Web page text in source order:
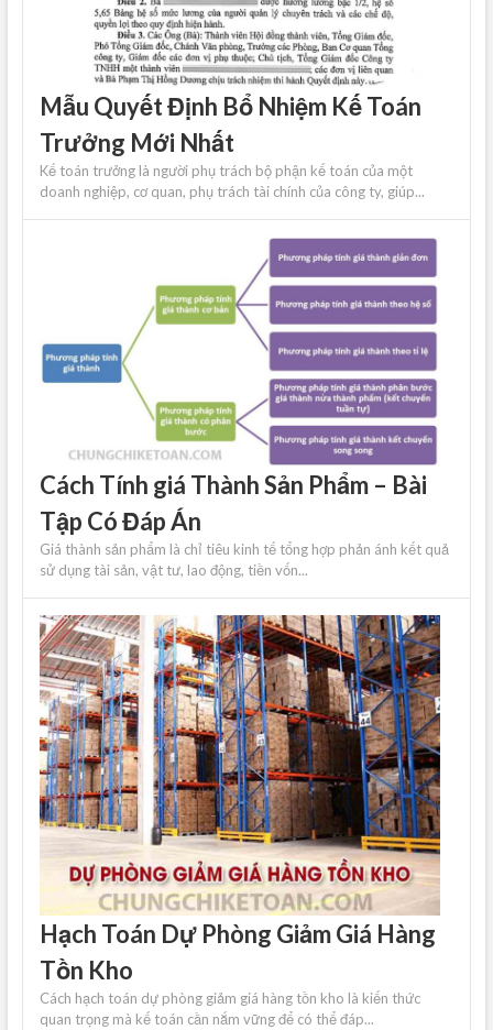
Mẫu Quyết Định Bổ Nhiệm Kế Toán
Trưởng Mới Nhất
Kế toán trưởng là người phụ trách bộ phận kế toán của một
doanh nghiệp, cơ quan, phụ trách tài chính của công ty, giúp...
Cách Tính giá Thành Sản Phẩm – Bài
Tập Có Đáp Án
Giá thành sản phẩm là chỉ tiêu kinh tế tổng hợp phản ánh kết quả
sử dụng tài sản, vật tư, lao động, tiền vốn...
Hạch Toán Dự Phòng Giảm Giá Hàng
Tồn Kho
Cách hạch toán dự phòng giảm giá hàng tồn kho là kiến ​​thức
quan trọng mà kế toán cần nắm vững để có thể đáp...